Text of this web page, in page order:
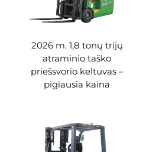
2026 m. 1,8 tonų trijų
atraminio taško
priešsvorio keltuvas –
pigiausia kaina